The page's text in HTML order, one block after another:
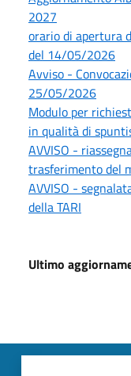
2027
orario di apertura
del 14/05/2026
Avviso -
25/05/2026
Modulo per
in qualità di
AVVISO -
trasferimento del
AVVISO -
della TARI
Ultimo